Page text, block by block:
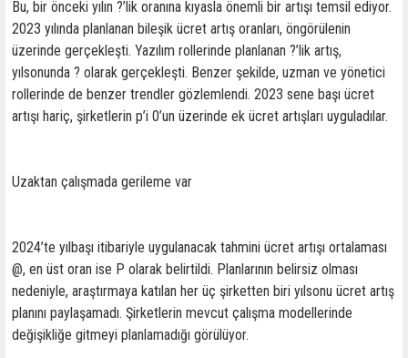
Bu, bir önceki yılın ?’lik oranına kıyasla önemli bir artışı temsil ediyor.
2023 yılında planlanan bileşik ücret artış oranları, öngörülenin
üzerinde gerçekleşti. Yazılım rollerinde planlanan ?’lik artış,
yılsonunda ? olarak gerçekleşti. Benzer şekilde, uzman ve yönetici
rollerinde de benzer trendler gözlemlendi. 2023 sene başı ücret
artışı hariç, şirketlerin p’i 0’un üzerinde ek ücret artışları uyguladılar.
Uzaktan çalışmada gerileme var
2024’te yılbaşı itibariyle uygulanacak tahmini ücret artışı ortalaması
@, en üst oran ise P olarak belirtildi. Planlarının belirsiz olması
nedeniyle, araştırmaya katılan her üç şirketten biri yılsonu ücret artış
planını paylaşamadı. Şirketlerin mevcut çalışma modellerinde
değişikliğe gitmeyi planlamadığı görülüyor.